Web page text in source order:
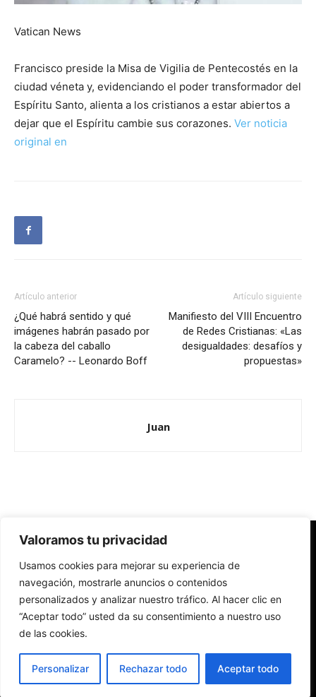
Valoramos tu privacidad
Usamos cookies para mejorar su experiencia de
navegación, mostrarle anuncios o contenidos
personalizados y analizar nuestro tráfico. Al hacer clic en
“Aceptar todo” usted da su consentimiento a nuestro uso
de las cookies.
Personalizar Rechazar todo Aceptar todo
Vatican News
Francisco preside la Misa de Vigilia de Pentecostés en la
ciudad véneta y, evidenciando el poder transformador del
Espíritu Santo, alienta a los cristianos a estar abiertos a
dejar que el Espíritu cambie sus corazones. Ver noticia
original en
Artículo anterior
¿Qué habrá sentido y qué
imágenes habrán pasado por
la cabeza del caballo
Caramelo? -- Leonardo Boff
Artículo siguiente
Manifiesto del VIII Encuentro
de Redes Cristianas: «Las
desigualdades: desafíos y
propuestas»
Juan
Redes Cristianas
Una mirada alternativa sobre la Iglesia católica y la sociedad
- Colectivos de Redes Cristianas